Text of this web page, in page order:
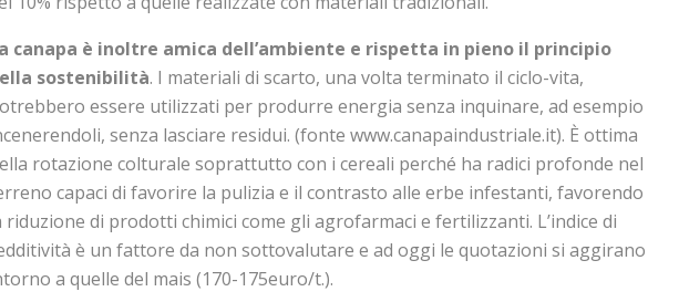
canapa è inoltre amica dell’ambiente e rispetta in pieno il principio
sostenibilità. I materiali di scarto, una volta terminato il ciclo-vita,
essere utilizzati per produrre energia senza inquinare, ad esempio
senza lasciare residui. (fonte www.canapaindustriale.it). È ottima
rotazione colturale soprattutto con i cereali perché ha radici profonde nel
capaci di favorire la pulizia e il contrasto alle erbe infestanti, favorendo
riduzione di prodotti chimici come gli agrofarmaci e fertilizzanti. L’indice di
è un fattore da non sottovalutare e ad oggi le quotazioni si aggirano
a quelle del mais (170-175euro/t.).